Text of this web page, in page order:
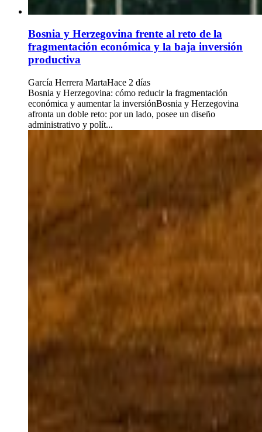
Bosnia y Herzegovina frente al reto de la
fragmentación económica y la baja inversión
productiva
García Herrera MartaHace 2 días
Bosnia y Herzegovina: cómo reducir la fragmentación
económica y aumentar la inversiónBosnia y Herzegovina
afronta un doble reto: por un lado, posee un diseño
administrativo y polít...